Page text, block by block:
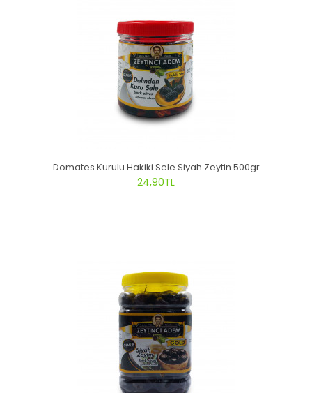
Domates Kurulu Hakiki Sele Siyah Zeytin 500gr
24,90TL